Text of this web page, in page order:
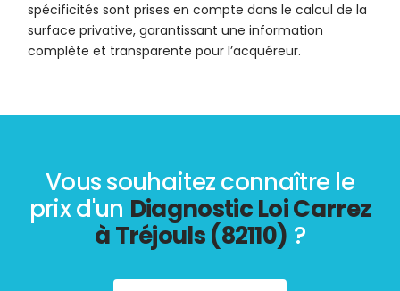
spécificités sont prises en compte dans le calcul de la
surface privative, garantissant une information
complète et transparente pour l’acquéreur.
Vous souhaitez connaître le
prix d'un Diagnostic Loi Carrez
à Tréjouls (82110) ?